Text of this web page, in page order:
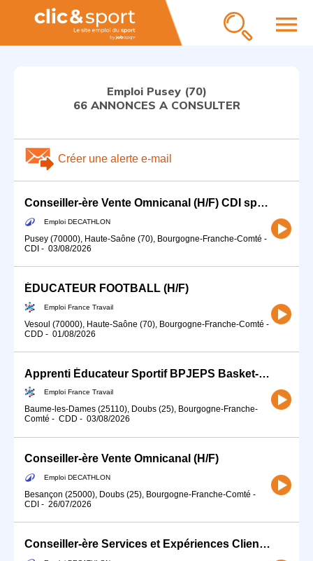
menu
Emploi Pusey (70)
66 ANNONCES A CONSULTER
Créer une alerte e-mail
Conseiller-ère Vente Omnicanal (H/F) CDI spécialité Pêche (et Chasse)
Emploi DECATHLON
Pusey (70000), Haute-Saône (70), Bourgogne-Franche-Comté -
CDI - 03/08/2026
ÉDUCATEUR FOOTBALL (H/F)
Emploi France Travail
Vesoul (70000), Haute-Saône (70), Bourgogne-Franche-Comté -
CDD - 01/08/2026
Apprenti Éducateur Sportif BPJEPS Basket-Ball (H/F)
Emploi France Travail
Baume-les-Dames (25110), Doubs (25), Bourgogne-Franche-
Comté - CDD - 03/08/2026
Conseiller-ère Vente Omnicanal (H/F)
Emploi DECATHLON
Besançon (25000), Doubs (25), Bourgogne-Franche-Comté -
CDI - 26/07/2026
Conseiller-ère Services et Expériences Client (H/F) - Temps partiel